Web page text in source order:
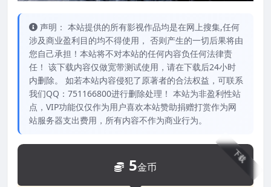
声明： 本站提供的所有影视作品均是在网上搜集,任何
涉及商业盈利目的均不得使用， 否则产生的一切后果将由
您自己承担！本站将不对本站的任何内容负任何法律责
任！ 该下载内容仅做宽带测试使用，请在下载后24小时
内删除。 如若本站内容侵犯了原著者的合法权益，可联系
我们QQ：751166800进行删除处理！ 本站为非盈利性站
点，VIP功能仅仅作为用户喜欢本站赞助捐赠打赏作为网
站服务器支出费用，所有内容不作为商业行为。
下载
5金币